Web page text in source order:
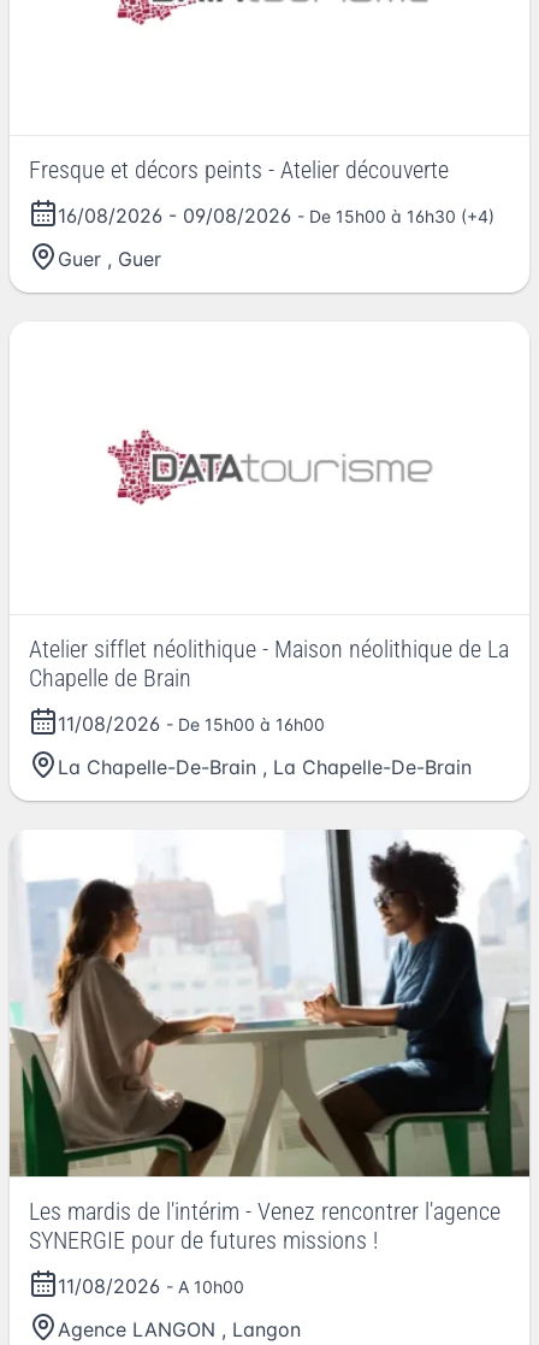
Fresque et décors peints - Atelier découverte
16/08/2026 - 09/08/2026 - De 15h00 à 16h30 (+4)
Guer , Guer
Atelier sifflet néolithique - Maison néolithique de La
Chapelle de Brain
11/08/2026 - De 15h00 à 16h00
La Chapelle-De-Brain , La Chapelle-De-Brain
Les mardis de l'intérim - Venez rencontrer l'agence
SYNERGIE pour de futures missions !
11/08/2026 - A 10h00
Agence LANGON , Langon